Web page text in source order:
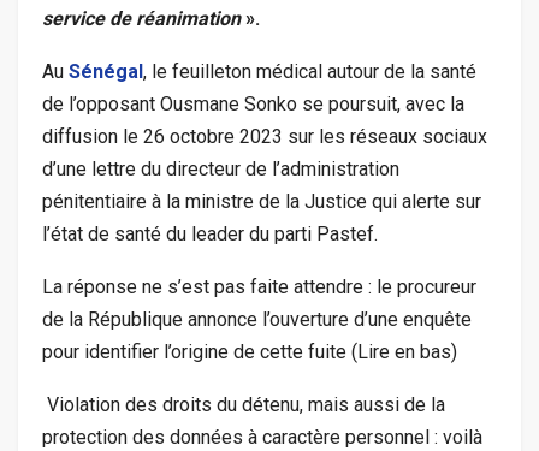
service de réanimation ».
Au Sénégal , le feuilleton médical autour de la santé
de l’opposant Ousmane Sonko se poursuit, avec la
diffusion le 26 octobre 2023 sur les réseaux sociaux
d’une lettre du directeur de l’administration
pénitentiaire à la ministre de la Justice qui alerte sur
l’état de santé du leader du parti Pastef.
La réponse ne s’est pas faite attendre : le procureur
de la République annonce l’ouverture d’une enquête
pour identifier l’origine de cette fuite (Lire en bas)
Violation des droits du détenu, mais aussi de la
protection des données à caractère personnel : voilà